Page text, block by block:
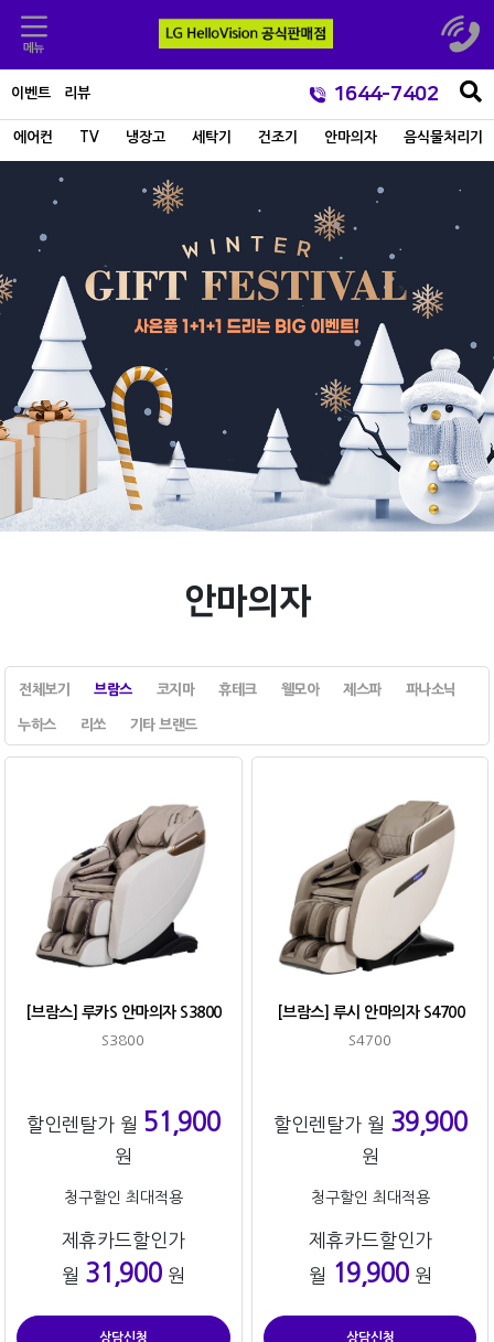
이벤트 리뷰 1644-7402
에어컨 TV 냉장고 세탁기 건조기 안마의자 음식물처리기
안마의자
전체보기 브람스 코지마 휴테크 웰모아 제스파 파나소닉
누하스 리쏘 기타 브랜드
[브람스] 루카S 안마의자 S3800
S3800
할인렌탈가 월 51,900
원
청구할인 최대적용
제휴카드할인가
월 31,900원
상담신청
[브람스] 루시 안마의자 S4700
S4700
할인렌탈가 월 39,900
원
청구할인 최대적용
제휴카드할인가
월 19,900원
상담신청